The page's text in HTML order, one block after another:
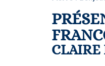
CLAIRE